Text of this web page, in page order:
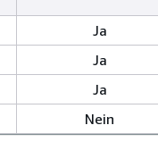
Ja
Ja
Ja
Nein